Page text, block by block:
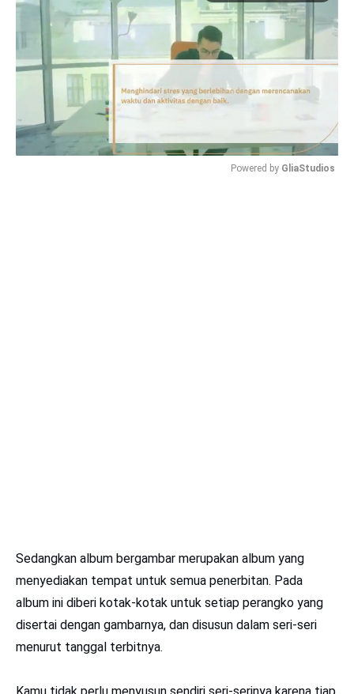
Powered by GliaStudios
Sedangkan album bergambar merupakan album yang
menyediakan tempat untuk semua penerbitan. Pada
album ini diberi kotak-kotak untuk setiap perangko yang
disertai dengan gambarnya, dan disusun dalam seri-seri
menurut tanggal terbitnya.
Kamu tidak perlu menyusun sendiri seri-serinya karena tiap